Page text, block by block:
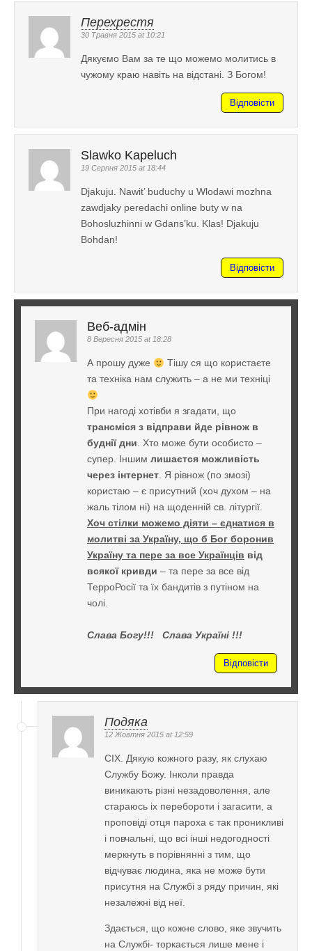
Перехрестя
30 Травня 2015 at 10:21
Дякуємо Вам за те що можемо молитись в
чужому краю навіть на відстані. З Богом!
Відповісти
Slawko Kapeluch
19 Серпня 2015 at 18:44
Djakuju. Nawit’ buduchy u Wlodawi mozhna
zawdjaky peredachi online buty w na
Bohosluzhinni w Gdans’ku. Klas! Djakuju
Bohdan!
Відповісти
Веб-адмін
8 Вересня 2015 at 18:28
А прошу дуже
Тішу ся що користаєте
та техніка нам служить – а не ми техніці
При нагоді хотівби я згадати, що
трансміся з відправи йде рівнож в
буднії дни . Хто може бути особисто –
супер. Іншим лишаєтся можливість
через інтернет . Я рівнож (по змозі)
користаю – є присутний (хоч духом – на
жаль тілом ні) на щоденній св. літургії.
Хоч стілки можемо діяти – єднатися в
молитві за Україну, що б Бог боронив
Україну та пере за все Українців від
всякої кривди – та пере за все від
ТерроРосії та їх бандитів з путіном на
чолі.
Слава Богу!!! Слава Україні !!!
Відповісти
Подяка
12 Жовтня 2015 at 12:59
CIX. Дякую кожного разу, як слухаю
Службу Божу. Інколи правда
виникають різні незадоволення, але
стараюсь іх перебороти і загасити, a
проповіді отця пароха є так проникливі
і повчальні, що всі інші недогодності
меркнуть в порівнянні з тим, що
відчуває людина, яка не може бути
присутня на Службі з ряду причин, які
незалежні від неї.
Здається, що кожне слово, яке звучить
на Службі- торкається лише мене і